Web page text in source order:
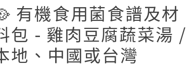
有機食用菌食譜及材
包 - 雞肉豆腐蔬菜湯 /
地、中國或台灣